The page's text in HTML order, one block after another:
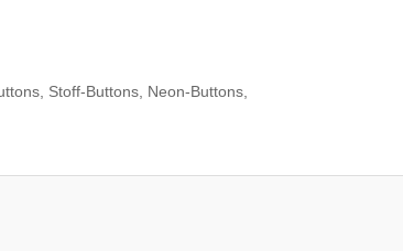
Stoff-Buttons, Neon-Buttons,